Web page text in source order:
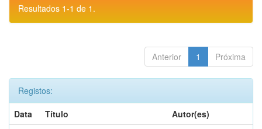
Resultados 1-1 de 1.
Anterior 1 Próxima
Registos:
Data
Título
Autor(es)